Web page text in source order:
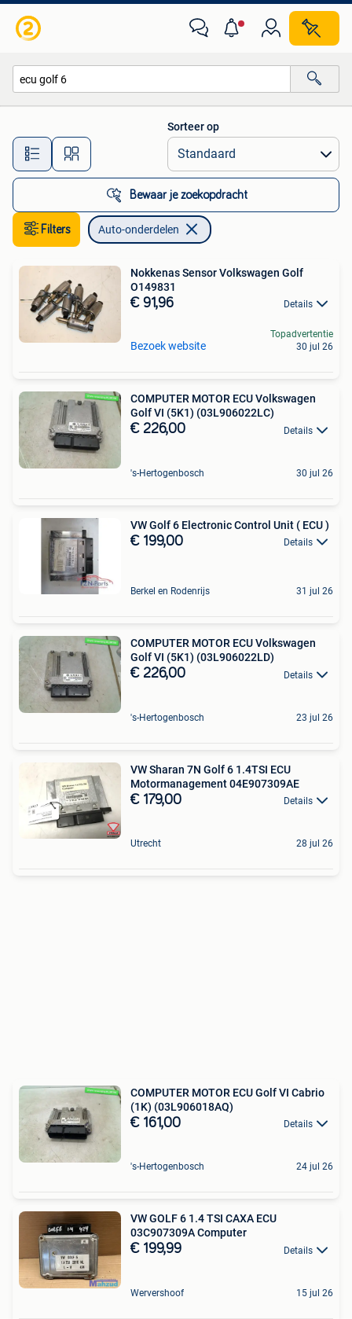
Alle afstanden…
Sorteer op
Bewaar je zoekopdracht
Filters Auto-onderdelen
Nokkenas Sensor Volkswagen Golf
O149831
€ 91,96 Details
Bezoek website
Topadvertentie
30 jul 26
COMPUTER MOTOR ECU Volkswagen
Golf VI (5K1) (03L906022LC)
€ 226,00 Details
's-Hertogenbosch 30 jul 26
VW Golf 6 Electronic Control Unit ( ECU )
€ 199,00 Details
Berkel en Rodenrijs 31 jul 26
COMPUTER MOTOR ECU Volkswagen
Golf VI (5K1) (03L906022LD)
€ 226,00 Details
's-Hertogenbosch 23 jul 26
VW Sharan 7N Golf 6 1.4TSI ECU
Motormanagement 04E907309AE
€ 179,00 Details
Utrecht 28 jul 26
COMPUTER MOTOR ECU Golf VI Cabrio
(1K) (03L906018AQ)
€ 161,00 Details
's-Hertogenbosch 24 jul 26
VW GOLF 6 1.4 TSI CAXA ECU
03C907309A Computer
€ 199,99 Details
Wervershoof 15 jul 26